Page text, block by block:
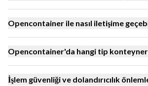
Opencontainer ile nasıl iletişime
Opencontainer'da hangi tip
İşlem güvenliği ve dolandırıcılık